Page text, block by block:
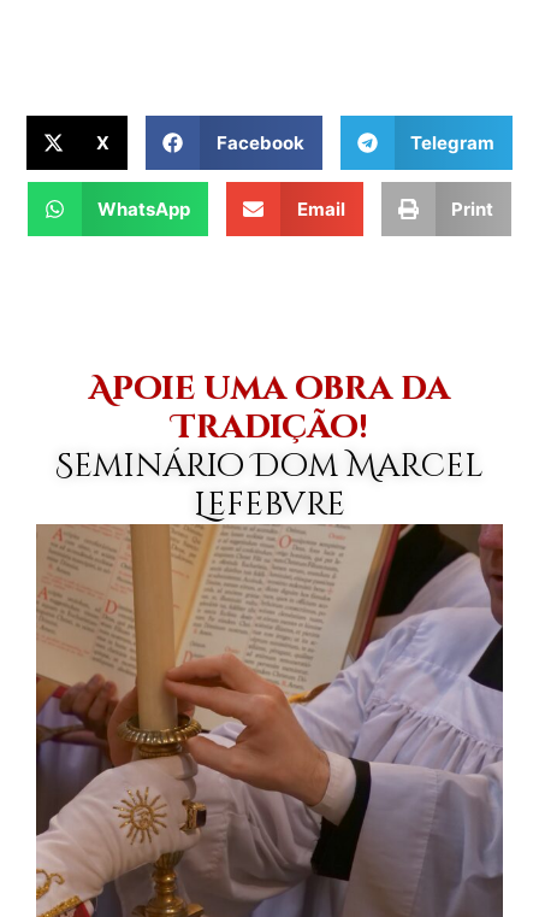
X Facebook Telegram
WhatsApp Email Print
Apoie uma obra da
Tradição!
Seminário Dom Marcel
Lefebvre